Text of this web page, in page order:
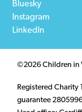
Bluesky
Instagram
LinkedIn
©2026 Children in
Registered
guarantee